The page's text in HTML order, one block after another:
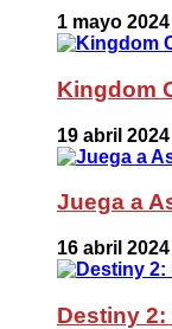
1 mayo 2024
Kingdom
19 abril 2024
Juega a
16 abril 2024
Destiny